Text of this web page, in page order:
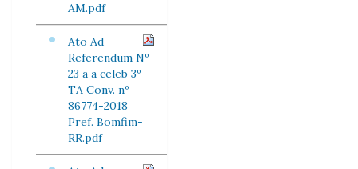
AM.pdf
Ato Ad
Referendum Nº
23 a a celeb 3º
TA Conv. nº
86774-2018
Pref. Bomfim-
RR.pdf